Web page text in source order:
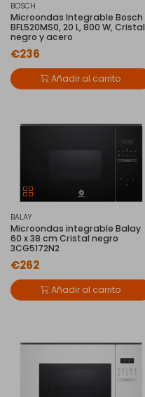
BOSCH
Microondas Integrable Bosch
BFL520MS0, 20 L, 800 W, Cristal
negro y acero
€236
Añadir al carrito
BALAY
Microondas integrable Balay
60 x 38 cm Cristal negro
3CG5172N2
€262
Añadir al carrito